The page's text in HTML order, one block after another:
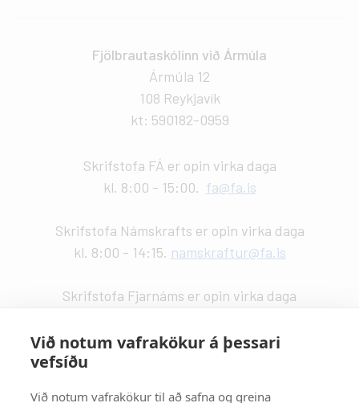
Við notum vafrakökur á þessari
vefsíðu
Við notum vafrakökur til að safna og greina
Fjölbrautaskólinn við Ármúla
Ármúla 12
108 Reykjavík
kt: 590182-0959
Skrifstofa FÁ er opin virka daga
kl. 8:00 - 15:00. fa@fa.is
Skrifstofa Námskrafts er opin virka daga
kl. 8:00 - 14:15. namskraftur@fa.is
Skrifstofa Fjarnáms er opin virka daga